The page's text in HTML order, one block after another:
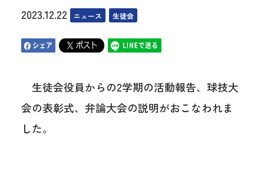
2023.12.22 ニュース 生徒会
生徒会役員からの2学期の活動報告、球技大
会の表彰式、弁論大会の説明がおこなわれま
した。